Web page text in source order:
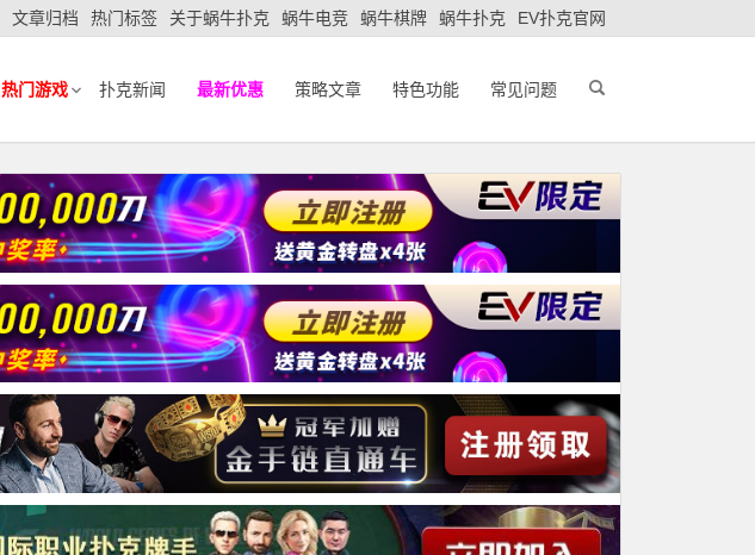
文章归档 热门标签 关于蜗牛扑克 蜗牛电竞 蜗牛棋牌 蜗牛扑克 EV扑克官网
热门游戏 扑克新闻 最新优惠 策略文章 特色功能 常见问题